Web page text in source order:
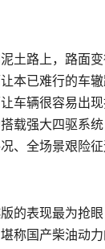
土路上，路面
本已难行的车
车辆很容易出
载强大四驱系
、全场景艰险征
的表现最为抢
称国产柴油动